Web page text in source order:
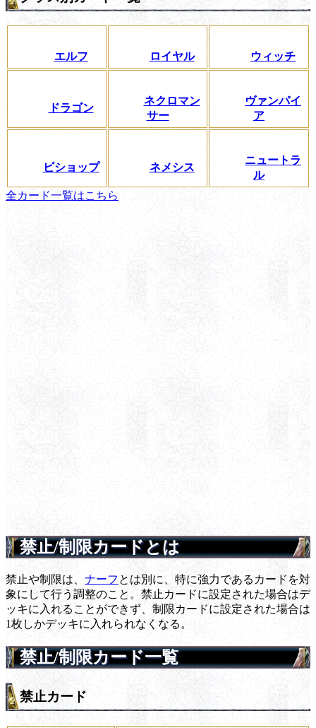
エルフ ロイヤル ウィッチ
ドラゴン
ネクロマン
サー
ヴァンパイ
ア
ビショップ ネメシス
ニュートラ
ル
全カード一覧はこちら
禁止/制限カードとは
禁止や制限は、 ナーフ とは別に、特に強力であるカードを対
象にして行う調整のこと。禁止カードに設定された場合はデ
ッキに入れることができず、制限カードに設定された場合は
1枚しかデッキに入れられなくなる。
禁止/制限カード一覧
禁止カード